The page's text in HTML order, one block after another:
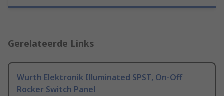
Gerelateerde Links
Wurth Elektronik Illuminated SPST, On-Off
Rocker Switch Panel